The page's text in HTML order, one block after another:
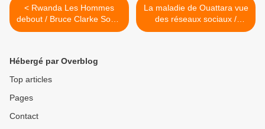
< Rwanda Les Hommes
debout / Bruce Clarke Sonia
Rolland - 24/03/14
La maladie de Ouattara vue
des réseaux sociaux /
Claudus Kouadio >
Hébergé par Overblog
Top articles
Pages
Contact